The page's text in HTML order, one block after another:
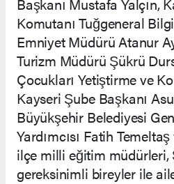
Komutanı Tuğgeneral
Emniyet Müdürü Atanur
Turizm Müdürü Şükrü
Çocukları Yetiştirme ve
Kayseri Şube Başkanı
Büyükşehir Belediyesi
Yardımcısı Fatih
ilçe milli eğitim müdürleri,
gereksinimli bireyler ile